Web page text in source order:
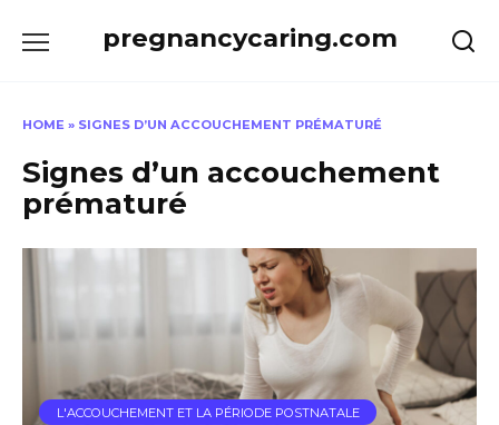
pregnancycaring.com
HOME » SIGNES D’UN ACCOUCHEMENT PRÉMATURÉ
Signes d’un accouchement
prématuré
L'ACCOUCHEMENT ET LA PÉRIODE POSTNATALE